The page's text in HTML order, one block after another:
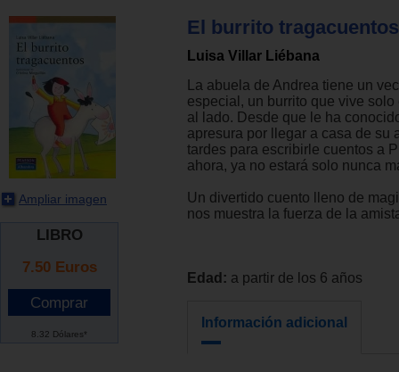
Ampliar imagen
LIBRO
7.50 Euros
8.32 Dólares*
El burrito
Luisa Villar Liébana
La abuela de Andrea tiene un
especial, un burrito que vive solo
al lado. Desde que le ha
apresura por llegar a casa de su
tardes para escribirle cuentos a
ahora, ya no estará solo nunca
Un divertido cuento lleno de
nos muestra la fuerza de la
Edad: a partir de los 6 años
Información adicional